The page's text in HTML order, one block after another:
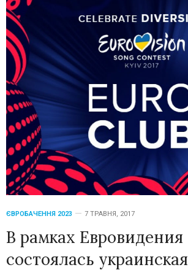
ЄВРОБАЧЕННЯ 2023 7 ТРАВНЯ, 2017
В рамках Евровидения
состоялась украинская